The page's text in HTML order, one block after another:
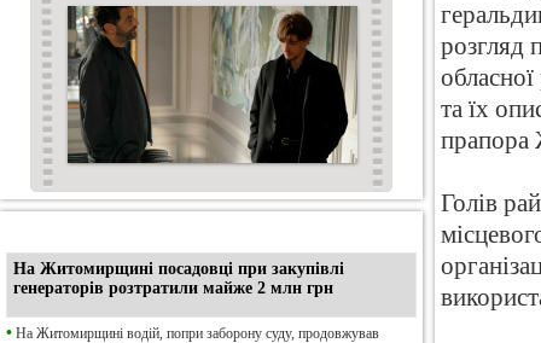
На Житомирщині посадовці при закупівлі
генераторів розтратили майже 2 млн грн
• На Житомирщині водій, попри заборону суду, продовжував
розгляд
та їх
прапора
Голів